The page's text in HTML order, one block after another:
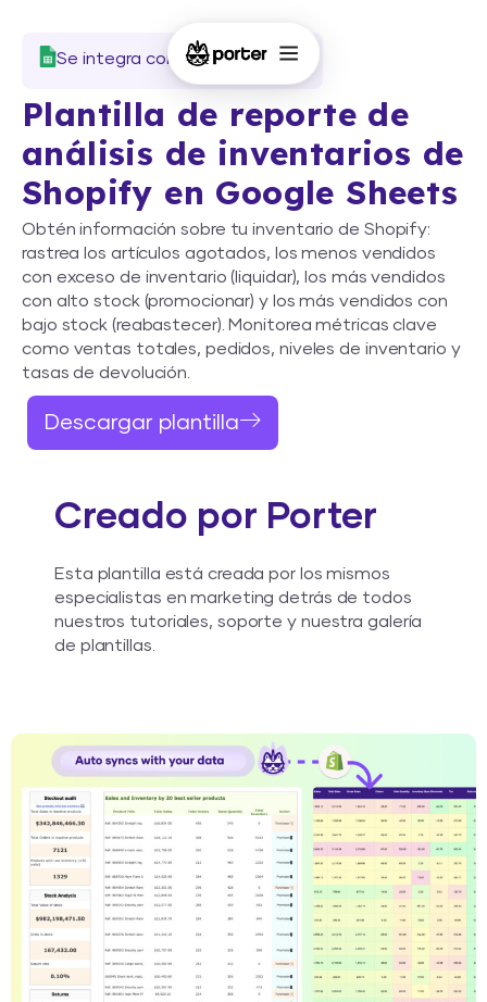
Se integra con Google Sheets
Plantilla de reporte de
análisis de inventarios de
Shopify en Google Sheets
Obtén información sobre tu inventario de Shopify:
rastrea los artículos agotados, los menos vendidos
con exceso de inventario (liquidar), los más vendidos
con alto stock (promocionar) y los más vendidos con
bajo stock (reabastecer). Monitorea métricas clave
como ventas totales, pedidos, niveles de inventario y
tasas de devolución.
Descargar plantilla
Creado por Porter
Esta plantilla está creada por los mismos
especialistas en marketing detrás de todos
nuestros tutoriales, soporte y nuestra galería
de plantillas.